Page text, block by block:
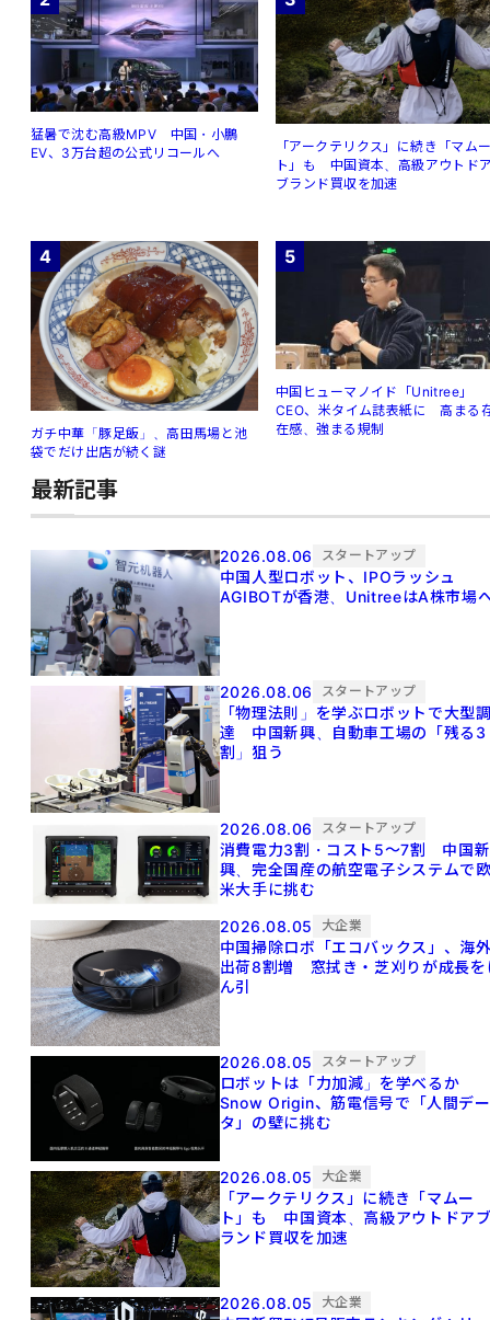
猛暑で沈む高級MPV 中国・小鵬
EV、3万台超の公式リコールへ
「アークテリクス」に続き「マム
ト」も 中国資本、高級アウトド
ブランド買収を加速
4
ガチ中華「豚足飯」、高田馬場と池
袋でだけ出店が続く謎
5
中国ヒューマノイド「Unitree」
CEO、米タイム誌表紙に 高まる
在感、強まる規制
最新記事
2026.08.06 スタートアップ
中国人型ロボット、IPOラッシュ
AGIBOTが香港、UnitreeはA株市場
2026.08.06 スタートアップ
「物理法則」を学ぶロボットで大型
達 中国新興、自動車工場の「残る3
割」狙う
2026.08.06 スタートアップ
消費電力3割・コスト5〜7割 中国新
興、完全国産の航空電子システムで
米大手に挑む
2026.08.05
大企業
中国掃除ロボ「エコバックス」、海
出荷8割増 窓拭き・芝刈りが成長を
ん引
2026.08.05 スタートアップ
ロボットは「力加減」を学べるか
Snow Origin、筋電信号で「人間デー
タ」の壁に挑む
2026.08.05 大企業
「アークテリクス」に続き「マムー
ト」も 中国資本、高級アウトドア
ランド買収を加速
2026.08.05 大企業